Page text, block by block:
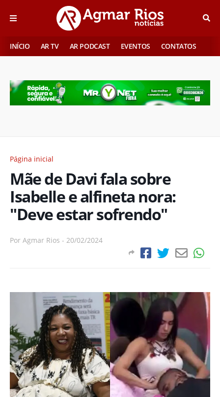
INÍCIO AR TV AR PODCAST EVENTOS CONTATOS
Página inicial
Mãe de Davi fala sobre
Isabelle e alfineta nora:
"Deve estar sofrendo"
Por Agmar Rios - 20/02/2024